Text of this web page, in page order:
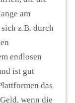
am
z.B. durch
endlosen
ist gut
das
wenn die